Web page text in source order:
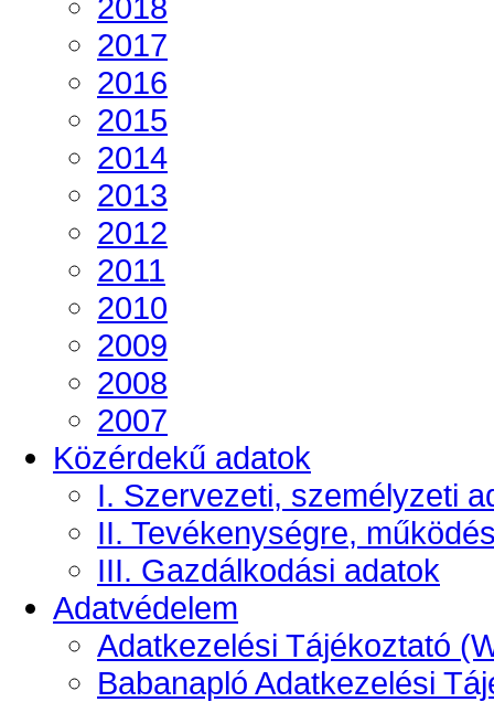
2017
2016
2015
2014
2013
2012
2011
2010
2009
2008
2007
Közérdekű adatok
I. Szervezeti, személyzeti
II. Tevékenységre,
III. Gazdálkodási adatok
Adatvédelem
Adatkezelési Tájékoztató
Babanapló Adatkezelési